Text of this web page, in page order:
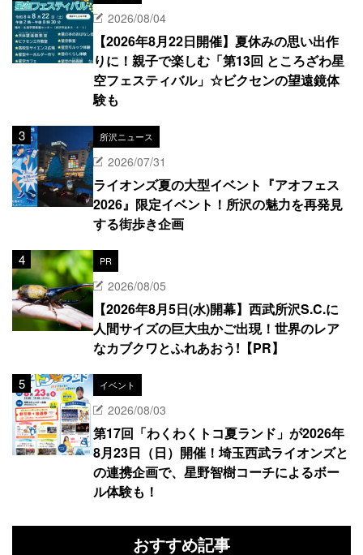
2026/08/04
【2026年8月22日開催】夏休みの思い出作
りに！親子で楽しむ「第13回 ところざわ星
空フェスティバル」☆ビクセンの望遠鏡体
験も
所沢ニュース
2026/07/31
ライオンズ夏の大型イベント『アオフェス
2026』限定イベント！所沢の魅力を再発見
する街歩き企画
PR
2026/08/05
【2026年8月5日(水)開幕】西武所沢S.C.に
人間サイズの巨大虫かご出現！世界のレア
なカブクワとふれあおう!【PR】
イベント
2026/08/03
第17回「わくわくトコ夏ランド」が2026年
8月23日（日）開催！埼玉西武ライオンズと
の連携企画で、星野智樹コーチによるボー
ル体験も！
おすすめ記事